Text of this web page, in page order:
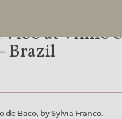
at Vinho e
Brazil
Baco, by Sylvia Franco.